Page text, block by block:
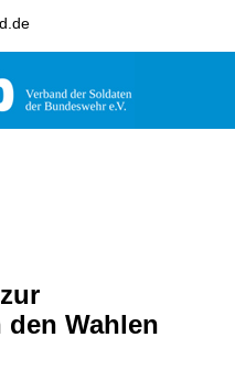
Wahlen